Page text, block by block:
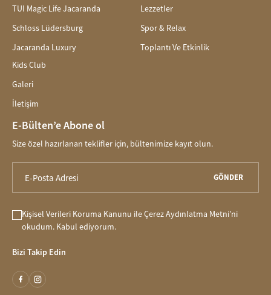
TUI Magic Life Jacaranda
Schloss Lüdersburg
Jacaranda Luxury
Lezzetler
Spor & Relax
Toplantı Ve Etkinlik
Kids Club
Galeri
İletişim
E-Bülten’e Abone ol
Size özel hazırlanan teklifler için, bültenimize kayıt olun.
GÖNDER
Kişisel Verileri Koruma Kanunu ileÇerez Aydınlatma Metni’ni
okudum. Kabul ediyorum.
Bizi Takip Edin